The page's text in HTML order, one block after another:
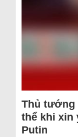
Thủ tướng
thể khi xin
Putin